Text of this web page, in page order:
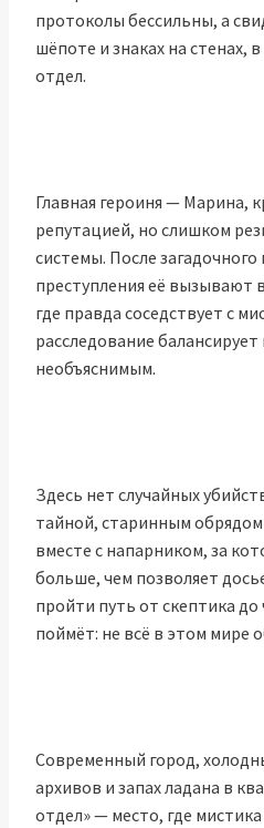
протоколы бессильны, а
шёпоте и знаках на стенах,
отдел.
Главная героиня — Марина,
репутацией, но слишком
системы. После
преступления её вызывают
где правда соседствует с
расследование
необъяснимым.
Здесь нет случайных
тайной, старинным
вместе с напарником, за
больше, чем позволяет
пройти путь от скептика
поймёт: не всё в этом мире
Современный город,
архивов и запах ладана в
отдел» — место, где